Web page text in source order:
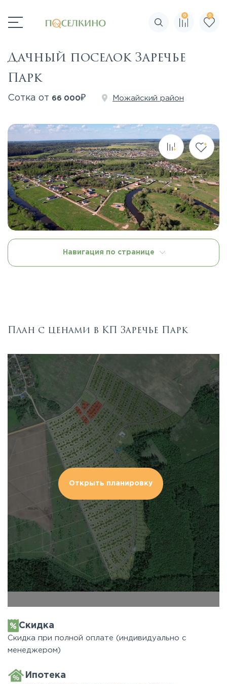
Поиск по сайту
0 0
Дачный поселок Заречье
Парк
Сотка от 66 000₽ Можайский район
Навигация по странице
План с ценами в КП Заречье Парк
Открыть планировку
Скидка
Скидка при полной оплате (индивидуально с
менеджером)
Ипотека